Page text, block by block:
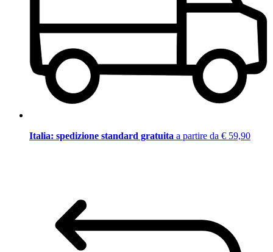
Italia: spedizione standard gratuita a partire da € 59,90